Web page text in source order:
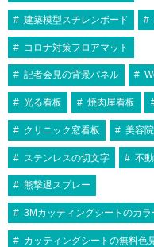
建築模型スチレンボード
コロナ対策フロアマット
記者会見の背景パネル
光る看板 焼肉屋看板
クリニック窓看板 美容
ステンレスの切文字 不
熊撃退スプレー
3Mカッティングシートのカラ
カッティングシートの無料色